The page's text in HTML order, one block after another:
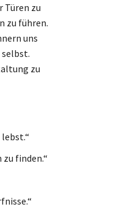
Türen zu
zu führen.
uns
zu
finden.“